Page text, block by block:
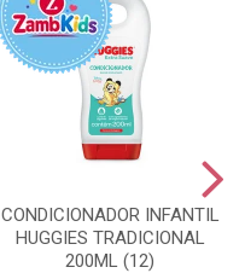
CONDICIONADOR INFANTIL
HUGGIES TRADICIONAL
200ML (12)